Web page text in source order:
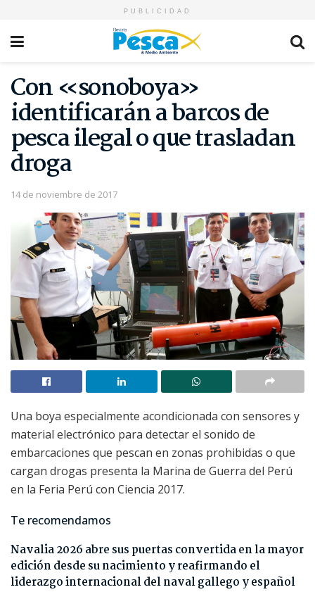
PUBLICIDAD
Con «sonoboya»
identificarán a barcos de
pesca ilegal o que trasladan
droga
14 de noviembre de 2017
Una boya especialmente acondicionada con sensores y
material electrónico para detectar el sonido de
embarcaciones que pescan en zonas prohibidas o que
cargan drogas presenta la Marina de Guerra del Perú
en la Feria Perú con Ciencia 2017.
Te recomendamos
Navalia 2026 abre sus puertas convertida en la mayor
edición desde su nacimiento y reafirmando el
liderazgo internacional del naval gallego y español